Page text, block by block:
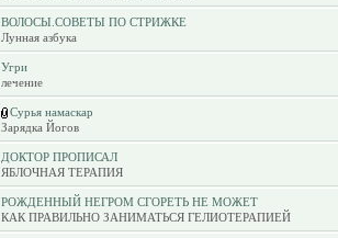
ВОЛОСЫ.СОВЕТЫ ПО СТРИЖКЕ
Лунная азбука
Угри
лечение
Сурья намаскар
Зарядка Йогов
ДОКТОР ПРОПИСАЛ
ЯБЛОЧНАЯ ТЕРАПИЯ
РОЖДЕННЫЙ НЕГРОМ СГОРЕТЬ НЕ МОЖЕТ
КАК ПРАВИЛЬНО ЗАНИМАТЬСЯ ГЕЛИОТЕРАПИЕЙ